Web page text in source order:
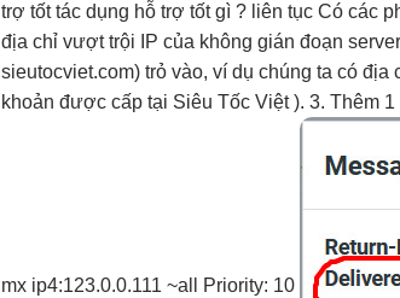
trợ tốttác dụng hỗ trợ tốtgì ? liên tục Có các
địa chỉvượt trội IP của không gián đoạn
sieutocviet.com) trỏ vào, ví dụ chúng ta có
khoản được cấp tại Siêu Tốc Việt ). 3. Thêm
mx ip4:123.0.0.111 ~all Priority: 10